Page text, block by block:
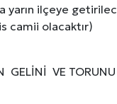
yarın ilçeye
camii olacaktır)
GELİNİ VE TORUNU